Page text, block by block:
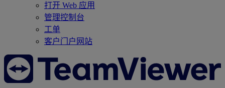
打开 Web 应用
管理控制台
工单
客户门户网站